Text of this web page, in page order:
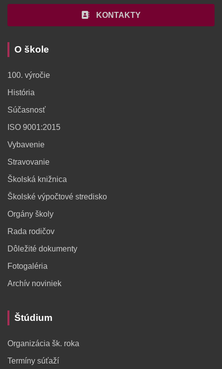
KONTAKTY
O škole
100. výročie
História
Súčasnosť
ISO 9001:2015
Vybavenie
Stravovanie
Školská knižnica
Školské výpočtové stredisko
Orgány školy
Rada rodičov
Dôležité dokumenty
Fotogaléria
Archív noviniek
Štúdium
Organizácia šk. roka
Termíny súťaží